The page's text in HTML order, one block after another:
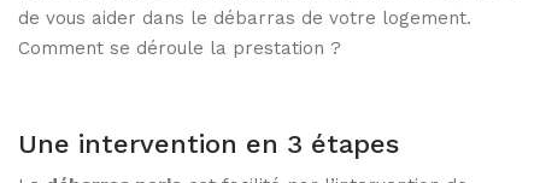
de vous aider dans le débarras de votre logement.
Comment se déroule la prestation ?
Une intervention en 3 étapes